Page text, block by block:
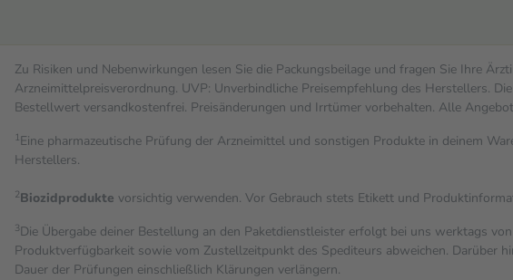
Zu Risiken und Nebenwirkungen lesen Sie die Packungsbeilage und fragen Sie Ihre
Arzneimittelpreisverordnung. UVP: Unverbindliche Preisempfehlung des Herstellers.
Bestell­wert versand­kosten­frei. Preisänderungen und Irrtümer vorbehalten. Alle
1Eine pharmazeutische Prüfung der Arzneimittel und sonstigen Produkte in deinem
Herstellers.
2Biozidprodukte vorsichtig verwenden. Vor Gebrauch stets Etikett und
3Die Übergabe deiner Bestellung an den Paketdienstleister erfolgt bei uns werktags
Produktverfügbarkeit sowie vom Zustellzeitpunkt des Spediteurs abweichen. Darüber
Dauer der Prüfungen einschließlich Klärungen verlängern.